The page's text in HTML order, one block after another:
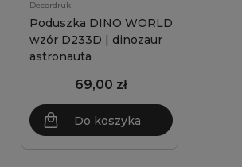
Decordruk
Poduszka DINO WORLD
wzór D233D | dinozaur
astronauta
69,00 zł
Do koszyka